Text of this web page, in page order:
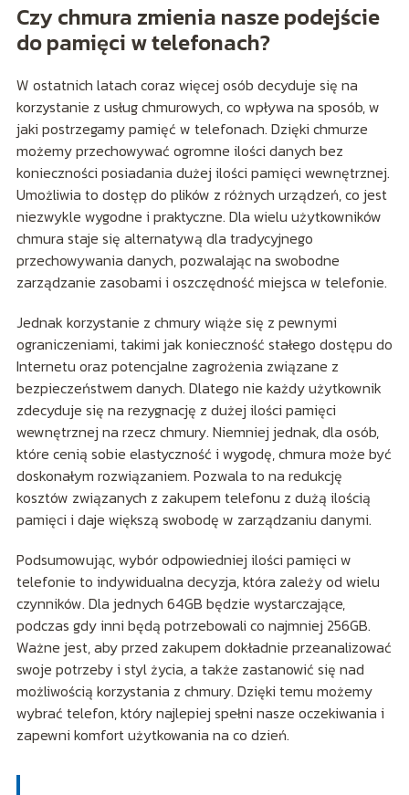
Czy chmura zmienia nasze podejście
do pamięci w telefonach?
W ostatnich latach coraz więcej osób decyduje się na
korzystanie z usług chmurowych, co wpływa na sposób, w
jaki postrzegamy pamięć w telefonach. Dzięki chmurze
możemy przechowywać ogromne ilości danych bez
konieczności posiadania dużej ilości pamięci wewnętrznej.
Umożliwia to dostęp do plików z różnych urządzeń, co jest
niezwykle wygodne i praktyczne. Dla wielu użytkowników
chmura staje się alternatywą dla tradycyjnego
przechowywania danych, pozwalając na swobodne
zarządzanie zasobami i oszczędność miejsca w telefonie.
Jednak korzystanie z chmury wiąże się z pewnymi
ograniczeniami, takimi jak konieczność stałego dostępu do
Internetu oraz potencjalne zagrożenia związane z
bezpieczeństwem danych. Dlatego nie każdy użytkownik
zdecyduje się na rezygnację z dużej ilości pamięci
wewnętrznej na rzecz chmury. Niemniej jednak, dla osób,
które cenią sobie elastyczność i wygodę, chmura może być
doskonałym rozwiązaniem. Pozwala to na redukcję
kosztów związanych z zakupem telefonu z dużą ilością
pamięci i daje większą swobodę w zarządzaniu danymi.
Podsumowując, wybór odpowiedniej ilości pamięci w
telefonie to indywidualna decyzja, która zależy od wielu
czynników. Dla jednych 64GB będzie wystarczające,
podczas gdy inni będą potrzebowali co najmniej 256GB.
Ważne jest, aby przed zakupem dokładnie przeanalizować
swoje potrzeby i styl życia, a także zastanowić się nad
możliwością korzystania z chmury. Dzięki temu możemy
wybrać telefon, który najlepiej spełni nasze oczekiwania i
zapewni komfort użytkowania na co dzień.